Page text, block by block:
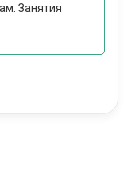
Занятия